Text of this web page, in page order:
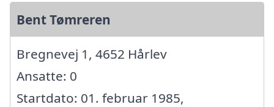
Bent Tømreren
Bregnevej 1, 4652 Hårlev
Ansatte: 0
Startdato: 01. februar 1985,